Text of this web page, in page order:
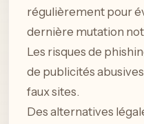
régulièrement pour
dernière mutation
Les risques de
de publicités
faux sites.
Des alternatives